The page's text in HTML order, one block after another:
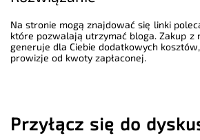
Na stronie mogą znajdować się linki
które pozwalają utrzymać bloga. Zakup z
generuje dla Ciebie dodatkowych
prowizje od kwoty zapłaconej.
Przyłącz się do